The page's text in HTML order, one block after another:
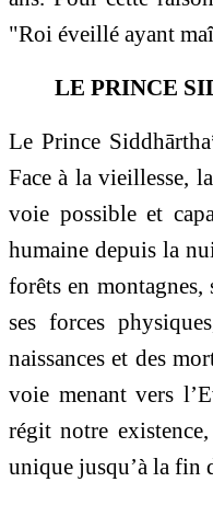
"Roi éveillé ayant
LE PRINCE
Le Prince
Face à la vieillesse,
voie possible et
humaine depuis la
forêts en
ses forces
naissances et des
voie menant vers
régit notre
unique jusqu’à la fin